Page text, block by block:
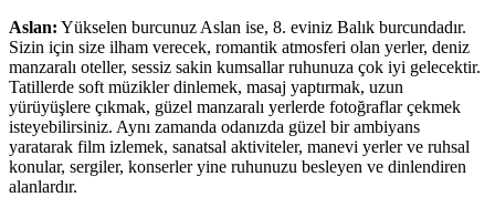
Aslan: Yükselen burcunuz Aslan ise, 8. eviniz Balık burcundadır.
Sizin için size ilham verecek, romantik atmosferi olan yerler, deniz
manzaralı oteller, sessiz sakin kumsallar ruhunuza çok iyi gelecektir.
Tatillerde soft müzikler dinlemek, masaj yaptırmak, uzun
yürüyüşlere çıkmak, güzel manzaralı yerlerde fotoğraflar çekmek
isteyebilirsiniz. Aynı zamanda odanızda güzel bir ambiyans
yaratarak film izlemek, sanatsal aktiviteler, manevi yerler ve ruhsal
konular, sergiler, konserler yine ruhunuzu besleyen ve dinlendiren
alanlardır.